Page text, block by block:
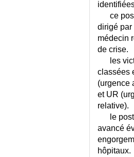
CICATRICE CHELOIDE
CLARKSON (SYNDROME DE)
CLAUDE BERNARD-HORNER
ce
dirigé par
médecin
de crise.
les
classées
(urgence
et UR
relative).
le
avancé
hôpitaux.